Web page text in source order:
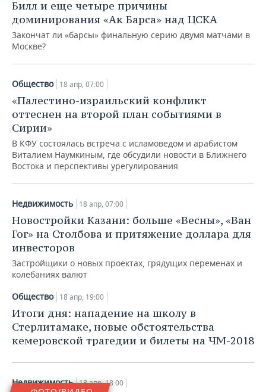
Билл и еще четыре причины
доминирования «Ак Барса» над ЦСКА
Закончат ли «барсы» финальную серию двумя матчами в
Москве?
Общество 18 апр, 07:00
«Палестино-израильский конфликт
оттеснен на второй план событиями в
Сирии»
В КФУ состоялась встреча с исламоведом и арабистом
Виталием Наумкиным, где обсудили новости в Ближнего
Востока и перспективы урегулирования
Недвижимость 18 апр, 07:00
Новостройки Казани: больше «Весны», «Ван
Гог» на Столбова и притяжение доллара для
инвесторов
Застройщики о новых проектах, грядущих переменах и
колебаниях валют
Общество
18 апр, 19:00
Итоги дня: нападение на школу в
Стерлитамаке, новые обстоятельства
кемеровской трагедии и билеты на ЧМ-2018
Недвижимость 18 апр, 18:00